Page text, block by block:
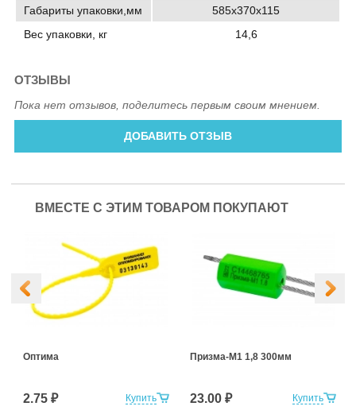
Габариты упаковки,мм
585х370х115
Вес упаковки, кг
14,6
ОТЗЫВЫ
Пока нет отзывов, поделитесь первым своим мнением.
ДОБАВИТЬ ОТЗЫВ
ВМЕСТЕ С ЭТИМ ТОВАРОМ ПОКУПАЮТ
Купить
Оптима
2.75 ₽ Купить
Призма-М1 1,8 300мм
23.00 ₽